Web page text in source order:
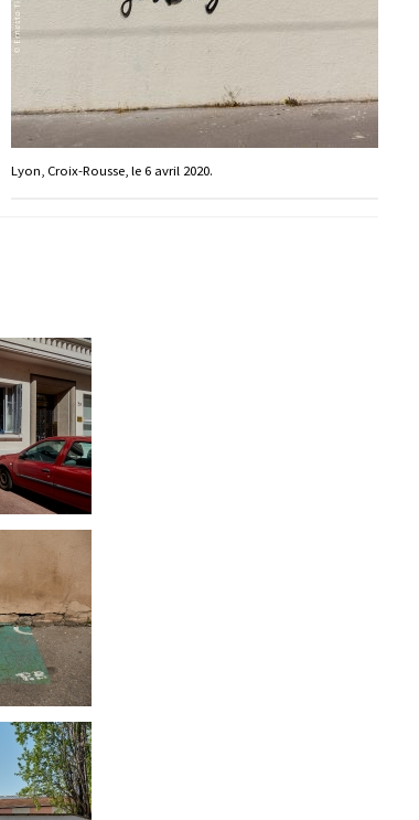
Lyon, Croix-Rousse, le 6 avril 2020.